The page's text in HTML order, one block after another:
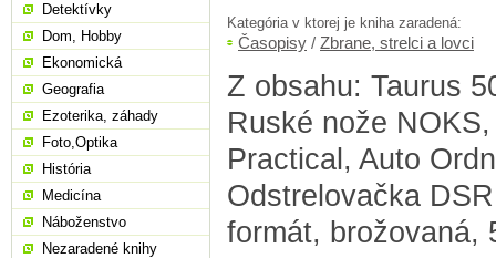
Kategória v ktorej je kniha zaradená:
Časopisy / Zbrane, strelci a lovci
Z obsahu: Taurus
Ruské nože
Practical, Auto
Odstrelovačka
formát, brožovaná,
Detektívky
Dom, Hobby
Ekonomická
Geografia
Ezoterika, záhady
Foto,Optika
História
Medicína
Náboženstvo
Nezaradené knihy